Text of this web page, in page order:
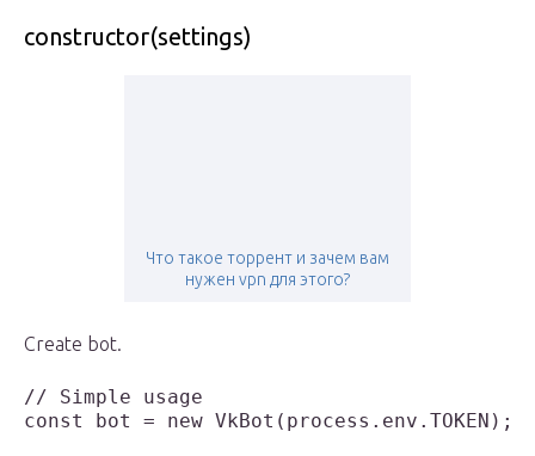
constructor(settings)
Что такое торрент и зачем вам
нужен vpn для этого?
Create bot.
// Simple usage
const bot = new VkBot(process.env.TOKEN);